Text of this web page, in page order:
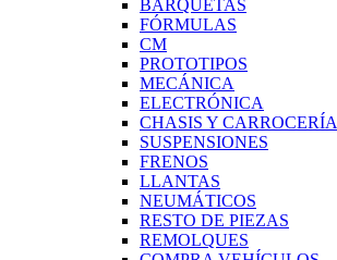
BARQUETAS
FÓRMULAS
CM
PROTOTIPOS
MECÁNICA
ELECTRÓNICA
CHASIS Y CARROCERÍA
SUSPENSIONES
FRENOS
LLANTAS
NEUMÁTICOS
RESTO DE PIEZAS
REMOLQUES